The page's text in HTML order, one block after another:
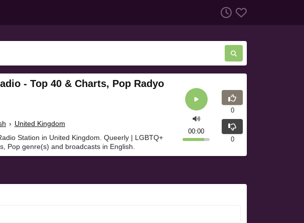
- Top 40 & Charts, Pop Radyo
› United Kingdom
Station in United Kingdom. Queerly | LGBTQ+
Pop genre(s) and broadcasts in English.
00:00
0
0